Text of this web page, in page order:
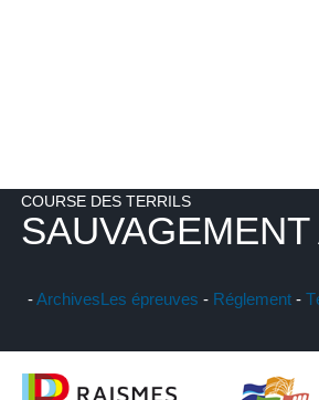
COURSE DES TERRILS
-ArchivesLes épreuves - Réglement -